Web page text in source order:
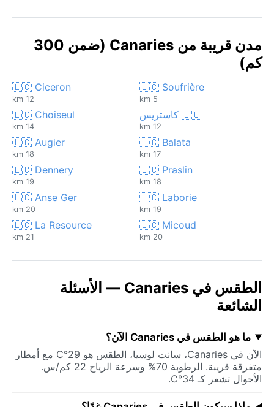
مدن قريبة من Canaries (ضمن 300
كم)
🇱🇨 Soufrière
5 km
🇱🇨 Ciceron
12 km
🇱🇨 كاستريس
12 km
🇱🇨 Choiseul
14 km
🇱🇨 Balata
17 km
🇱🇨 Augier
18 km
🇱🇨 Praslin
18 km
🇱🇨 Dennery
19 km
🇱🇨 Laborie
19 km
🇱🇨 Anse Ger
20 km
🇱🇨 Micoud
20 km
🇱🇨 La Resource
21 km
الطقس في Canaries — الأسئلة
الشائعة
ما هو الطقس في Canaries الآن؟
الآن في Canaries، سانت لوسيا، الطقس هو 29°C مع أمطار
متفرقة قريبة. الرطوبة 70% وسرعة الرياح 22 كم/س.
الأحوال تشعر كـ 34°C.